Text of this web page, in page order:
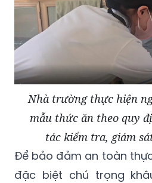
Nhà trường thực hiện
mẫu thức ăn theo quy
tác kiểm tra, giám
Để bảo đảm an toàn
đặc biệt chú trọng